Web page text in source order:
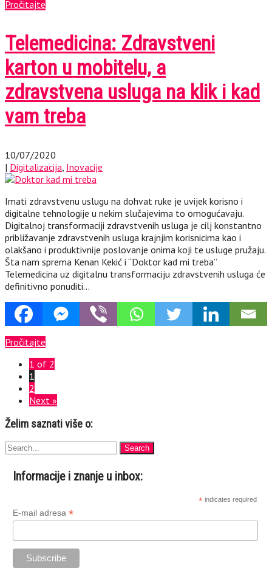
Pročitajte
Telemedicina: Zdravstveni
karton u mobitelu, a
zdravstvena usluga na klik i kad
vam treba
10/07/2020
| Digitalizacija, Inovacije
Imati zdravstvenu uslugu na dohvat ruke je uvijek korisno i
digitalne tehnologije u nekim slučajevima to omogućavaju.
Digitalnoj transformaciji zdravstvenih usluga je cilj konstantno
približavanje zdravstvenih usluga krajnjim korisnicima kao i
olakšano i produktivnije poslovanje onima koji te usluge pružaju.
Šta nam sprema Kenan Kekić i “Doktor kad mi treba”
Telemedicina uz digitalnu transformaciju zdravstvenih usluga će
definitivno ponuditi…
Pročitajte
1 of 2
1
2
Next »
Želim saznati više o:
Informacije i znanje u inbox:
* indicates required
E-mail adresa *